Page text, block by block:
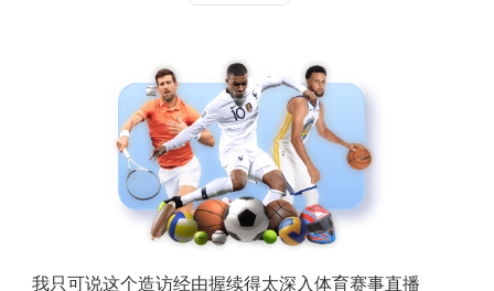
我只可说这个造访经由握续得太深入体育赛事直播